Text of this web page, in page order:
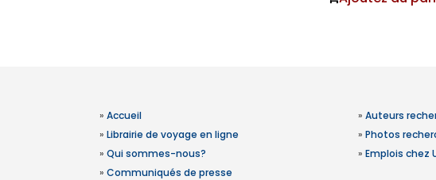
» Accueil
» Librairie de voyage en ligne
» Qui sommes-nous?
» Communiqués de presse
» Auteurs
» Photos
» Emplois chez